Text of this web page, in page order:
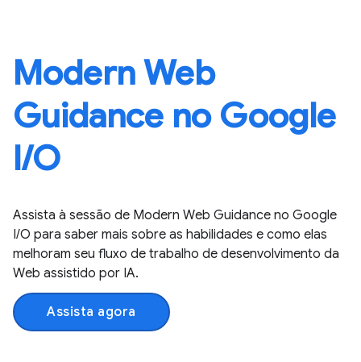
Modern Web
Guidance no Google
I / O
Assista à sessão de Modern Web Guidance no Google
I / O para saber mais sobre as habilidades e como elas
melhoram seu fluxo de trabalho de desenvolvimento da
Web assistido por IA.
Assista agora